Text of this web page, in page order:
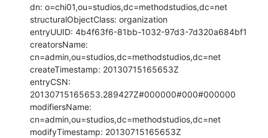
dn: o=chi01,ou=studios,dc=methodstudios,dc=net
structuralObjectClass: organization
entryUUID: 4b4f63f6-81bb-1032-97d3-7d320a684bf1
creatorsName:
cn=admin,ou=studios,dc=methodstudios,dc=net
createTimestamp: 20130715165653Z
entryCSN:
20130715165653.289427Z#000000#000#000000
modifiersName:
cn=admin,ou=studios,dc=methodstudios,dc=net
modifyTimestamp: 20130715165653Z